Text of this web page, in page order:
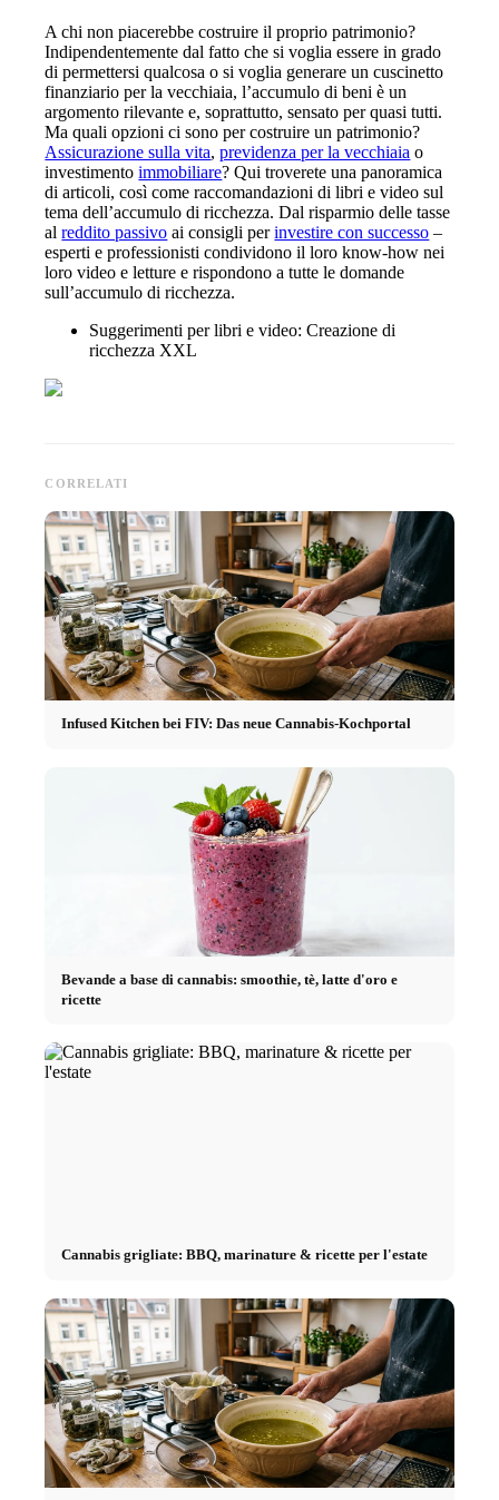
A chi non piacerebbe costruire il proprio patrimonio?
Indipendentemente dal fatto che si voglia essere in grado
di permettersi qualcosa o si voglia generare un cuscinetto
finanziario per la vecchiaia, l’accumulo di beni è un
argomento rilevante e, soprattutto, sensato per quasi tutti.
Ma quali opzioni ci sono per costruire un patrimonio?
Assicurazione sulla vita,previdenza per la vecchiaia o
investimentoimmobiliare? Qui troverete una panoramica
di articoli, così come raccomandazioni di libri e video sul
tema dell’accumulo di ricchezza. Dalrisparmio delle tasse
alreddito passivo ai consigli perinvestire con successo –
esperti e professionisti condividono il loro know-how nei
loro video e letture e rispondono a tutte le domande
sull’accumulo di ricchezza.
Suggerimenti per libri e video:Creazione di
ricchezza XXL
CORRELATI
Infused Kitchen bei FIV: Das neue Cannabis-Kochportal
Bevande a base di cannabis: smoothie, tè, latte d'oro e
ricette
Cannabis grigliate: BBQ, marinature & ricette per l'estate